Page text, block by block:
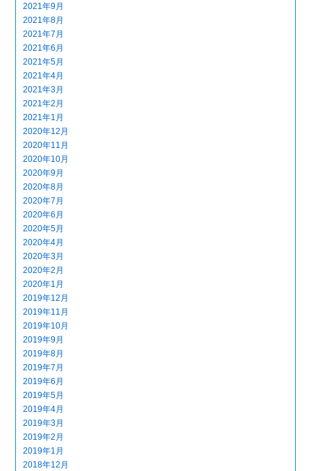
2021年9月
2021年8月
2021年7月
2021年6月
2021年5月
2021年4月
2021年3月
2021年2月
2021年1月
2020年12月
2020年11月
2020年10月
2020年9月
2020年8月
2020年7月
2020年6月
2020年5月
2020年4月
2020年3月
2020年2月
2020年1月
2019年12月
2019年11月
2019年10月
2019年9月
2019年8月
2019年7月
2019年6月
2019年5月
2019年4月
2019年3月
2019年2月
2019年1月
2018年12月